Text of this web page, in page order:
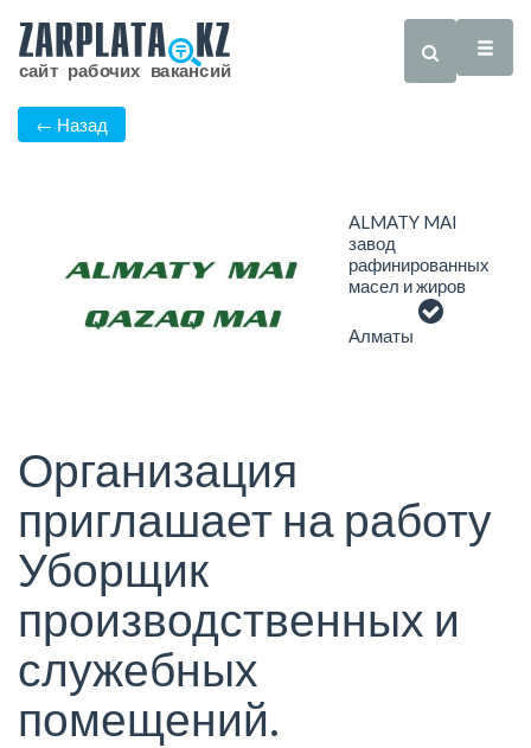
← Назад
ALMATY MAI
завод
рафинированных
масел и жиров
Алматы
Организация
приглашает на работу
Уборщик
производственных и
служебных
помещений.